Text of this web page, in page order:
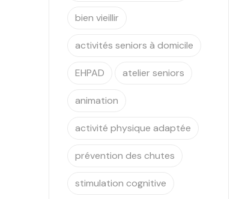
bien vieillir
activités seniors à domicile
EHPAD atelier seniors
animation
activité physique adaptée
prévention des chutes
stimulation cognitive